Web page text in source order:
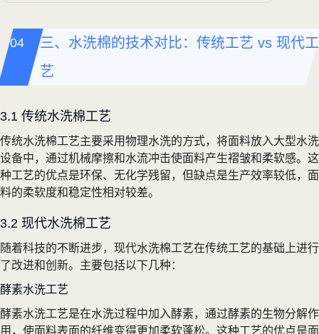
三、水洗棉的技术对比：传统工艺 vs 现代工
艺
3.1 传统水洗棉工艺
传统水洗棉工艺主要采用物理水洗的方式，将面料放入大型水洗
设备中，通过机械摩擦和水流冲击使面料产生褶皱和柔软感。这
种工艺的优点是环保、无化学残留，但缺点是生产效率较低，面
料的柔软度和稳定性相对较差。
3.2 现代水洗棉工艺
随着科技的不断进步，现代水洗棉工艺在传统工艺的基础上进行
了改进和创新。主要包括以下几种：
酵素水洗工艺
酵素水洗工艺是在水洗过程中加入酵素，通过酵素的生物分解作
用，使面料表面的纤维变得更加柔软蓬松。这种工艺的优点是面